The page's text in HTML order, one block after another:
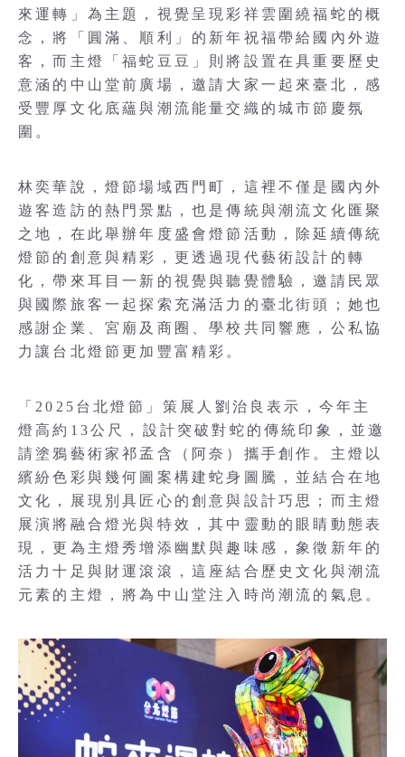
來運轉」為主題，視覺呈現彩祥雲圍繞福蛇的概
念，將「圓滿、順利」的新年祝福帶給國內外遊
客，而主燈「福蛇豆豆」則將設置在具重要歷史
意涵的中山堂前廣場，邀請大家一起來臺北，感
受豐厚文化底蘊與潮流能量交織的城市節慶氛
圍。
林奕華說，燈節場域西門町，這裡不僅是國內外
遊客造訪的熱門景點，也是傳統與潮流文化匯聚
之地，在此舉辦年度盛會燈節活動，除延續傳統
燈節的創意與精彩，更透過現代藝術設計的轉
化，帶來耳目一新的視覺與聽覺體驗，邀請民眾
與國際旅客一起探索充滿活力的臺北街頭；她也
感謝企業、宮廟及商圈、學校共同響應，公私協
力讓台北燈節更加豐富精彩。
「2025台北燈節」策展人劉治良表示，今年主
燈高約13公尺，設計突破對蛇的傳統印象，並邀
請塗鴉藝術家祁孟含（阿奈）攜手創作。主燈以
繽紛色彩與幾何圖案構建蛇身圖騰，並結合在地
文化，展現別具匠心的創意與設計巧思；而主燈
展演將融合燈光與特效，其中靈動的眼睛動態表
現，更為主燈秀增添幽默與趣味感，象徵新年的
活力十足與財運滾滾，這座結合歷史文化與潮流
元素的主燈，將為中山堂注入時尚潮流的氣息。